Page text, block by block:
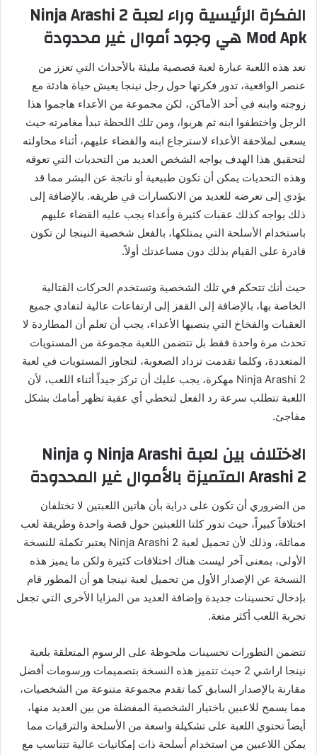
الفكرة الرئيسية وراء لعبة Ninja Arashi 2
Mod Apk هي وجود أموال غير محدودة
تعد هذه اللعبة عبارة لعبة قصصية مليئة بالأحداث التي تعزز من
عنصر الواقعية، تدور فكرتها حول رجل نينجا يعيش حياة هادئة مع
زوجته وابنه في أحد الأماكن، لكن مجموعة من الأعداء هاجموا هذا
الرجل واختطفوا ابنه ثم هربوا، ومن تلك اللحظة تبدأ مغامرته حيث
يسعى لملاحقة الأعداء لاسترجاع ابنه والقضاء عليهم، أثناء محاولته
لتحقيق هذا الهدف يواجه الشخص العديد من التحديات التي تعوقه
وهذه التحديات يمكن أن تكون طبيعية أو ناتجة عن البشر مما قد
يؤدي إلى تعرضه للعديد من الانكسارات في طريقه. بالإضافة إلى
ذلك يواجه كذلك عقبات كثيرة وأعداء يجب عليه القضاء عليهم
باستخدام الأسلحة التي يمتلكها، بالفعل شخصية النينجا لن تكون
قادرة على القيام بذلك دون مساعدتك أولاً.
حيث أنك تتحكم في تلك الشخصية وتستخدم الحركات القتالية
الخاصة بها، بالإضافة إلى القفز إلى ارتفاعات عالية لتفادي جميع
العقبات والفخاخ التي ينصبها الأعداء، يجب أن تعلم أن المطاردة لا
تحدث مرة واحدة فقط بل تتضمن اللعبة مجموعة من المستويات
المتعددة، وكلما تقدمت تزداد الصعوبة، لتجاوز المستويات في لعبة
Ninja Arashi 2 مهكرة، يجب عليك أن تركز جيداً أثناء اللعب، لأن
اللعبة تتطلب سرعة رد الفعل لتخطي أي عقبة تظهر أمامك بشكل
مفاجئ.
الاختلاف بين لعبة Ninja Arashi و Ninja
Arashi 2 المتميزة بالأموال غير المحدودة
من الضروري أن تكون على دراية بأن هاتين اللعبتين لا تختلفان
اختلافاً كبيراً، حيث تدور كلتا اللعبتين حول قصة واحدة وطريقة لعب
مماثلة، وذلك لأن تحميل لعبة Ninja Arashi 2 يعتبر تكملة للنسخة
الأولى، بمعنى آخر ليست هناك اختلافات كثيرة ولكن ما يميز هذه
النسخة عن الإصدار الأول من تحميل لعبة نينجا هو أن المطور قام
بإدخال تحسينات جديدة وإضافة العديد من المزايا الأخرى التي تجعل
تجربة اللعب أكثر متعة.
تتضمن التطورات تحسينات ملحوظة على الرسوم المتعلقة بلعبة
نينجا اراشي 2 حيث تتميز هذه النسخة بتصميمات ورسومات أفضل
مقارنة بالإصدار السابق كما تقدم مجموعة متنوعة من الشخصيات،
مما يسمح للاعبين باختيار الشخصية المفضلة من بين العديد منها،
أيضاً تحتوي اللعبة على تشكيلة واسعة من الأسلحة والترقيات مما
يمكن اللاعبين من استخدام أسلحة ذات إمكانيات عالية تتناسب مع